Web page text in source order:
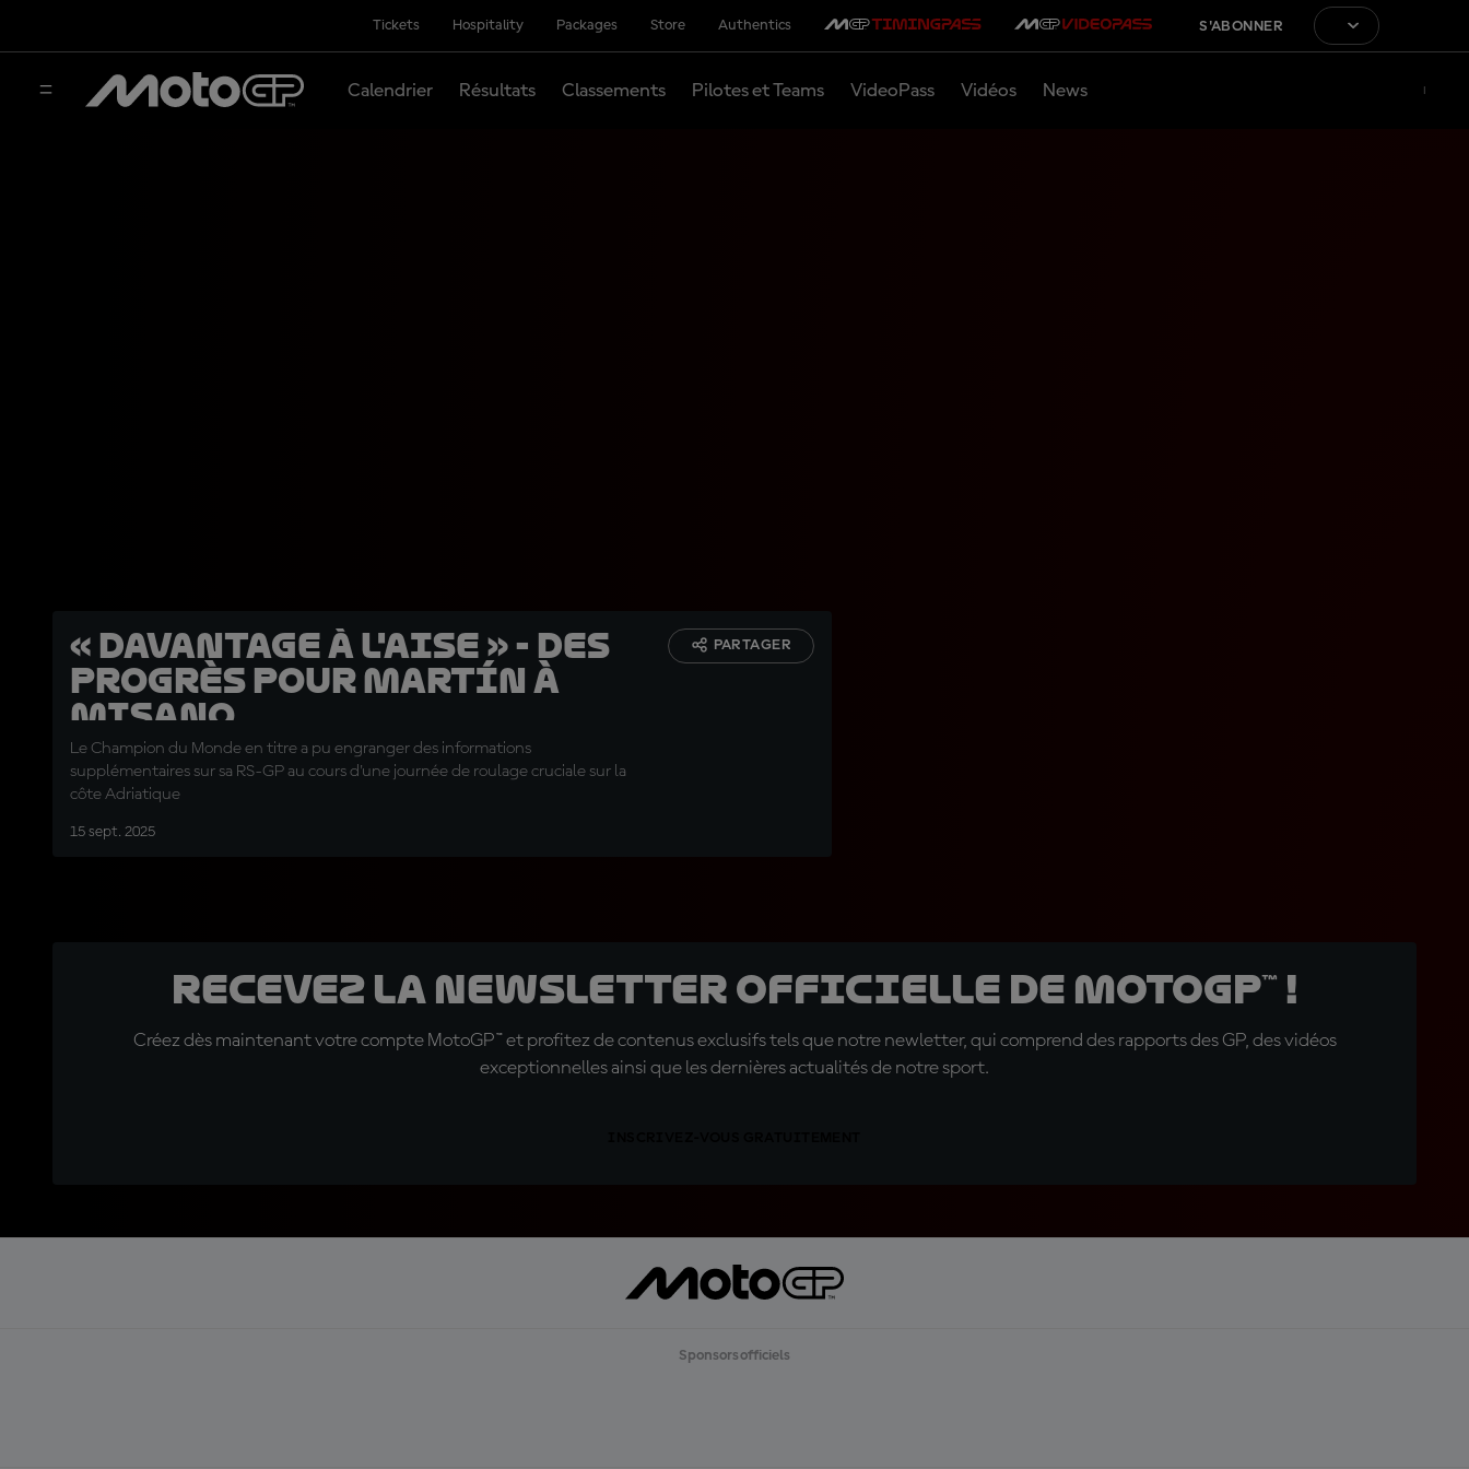
Tickets Hospitality Packages Store Authentics S'ABONNER
Calendrier Résultats Classements Pilotes et Teams VideoPass Vidéos News
« Davantage à l'aise » - des
progrès pour Martín à
Misano
Le Champion du Monde en titre a pu engranger des informations
supplémentaires sur sa RS-GP au cours d'une journée de roulage cruciale sur la
côte Adriatique
15 sept. 2025
PARTAGER
Recevez la Newsletter officielle de MotoGP™ !
Créez dès maintenant votre compte MotoGP™ et profitez de contenus exclusifs tels que notre newletter, qui comprend des rapports des GP, des vidéos
exceptionnelles ainsi que les dernières actualités de notre sport.
Sponsors officiels